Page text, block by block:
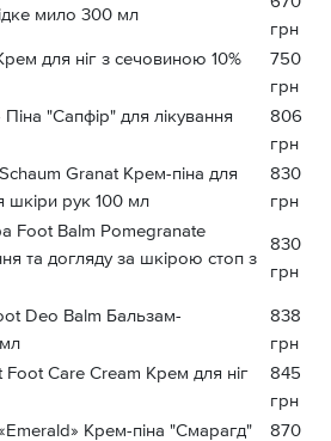
мило 300 мл
грн
для ніг з сечовиною 10%
750
грн
"Сапфір" для лікування
806
грн
Granat Крем-піна для
шкіри рук 100 мл
830
грн
Foot Balm Pomegranate
та догляду за шкірою стоп з
830
грн
Deo Balm Бальзам-
838
грн
Foot Care Cream Крем для ніг
845
грн
Крем-піна "Смарагд"
870